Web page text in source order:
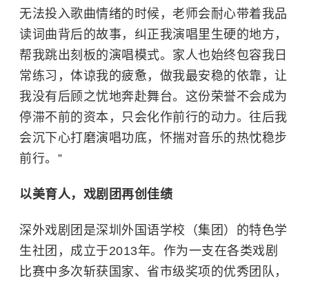
无法投入歌曲情绪的时候，老师会耐心带着我品
读词曲背后的故事，纠正我演唱里生硬的地方，
帮我跳出刻板的演唱模式。家人也始终包容我日
常练习，体谅我的疲惫，做我最安稳的依靠，让
我没有后顾之忧地奔赴舞台。这份荣誉不会成为
停滞不前的资本，只会化作前行的动力。往后我
会沉下心打磨演唱功底，怀揣对音乐的热忱稳步
前行。”
以美育人，戏剧团再创佳绩
深外戏剧团是深圳外国语学校 （集团）的特色学
生社团，成立于2013年。作为一支在各类戏剧
比赛中多次斩获国家、省市级奖项的优秀团队，